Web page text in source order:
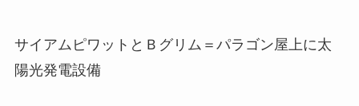
サイアムピワットとＢグリム＝パラゴン屋上に太
陽光発電設備